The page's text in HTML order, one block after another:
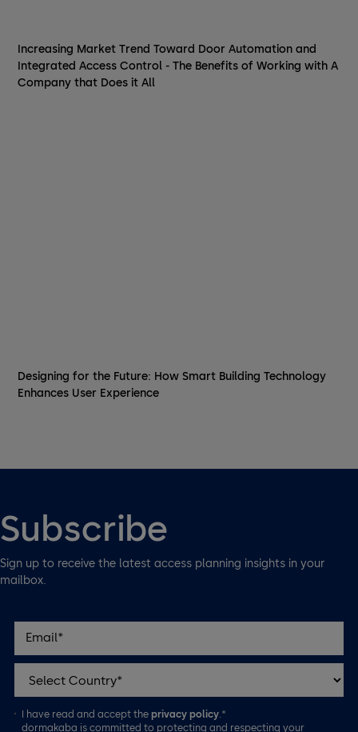
Increasing Market Trend Toward Door Automation and
Integrated Access Control - The Benefits of Working with A
Company that Does it All
Designing for the Future: How Smart Building Technology
Enhances User Experience
Subscribe
Sign up to receive the latest access planning insights in your
mailbox.
I have read and accept theprivacy policy .*
dormakaba is committed to protecting and respecting your